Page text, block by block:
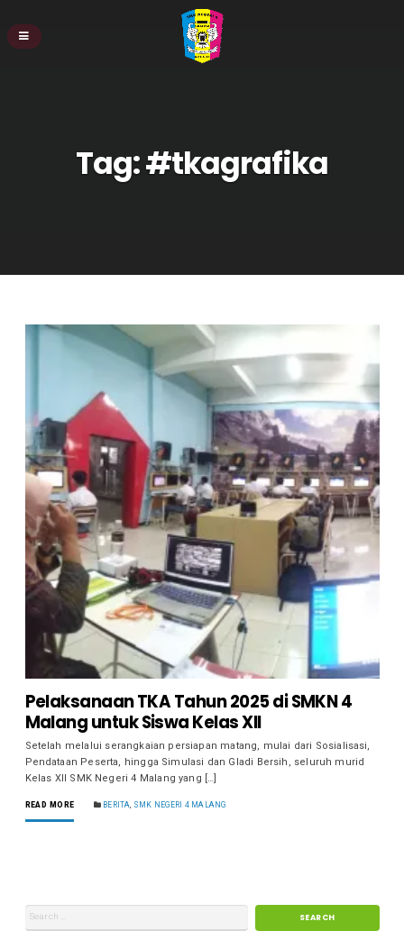
Tag:#tkagrafika
Pelaksanaan TKA Tahun 2025 di SMKN 4
Malang untuk Siswa Kelas XII
Setelah melalui serangkaian persiapan matang, mulai dari Sosialisasi,
Pendataan Peserta, hingga Simulasi dan Gladi Bersih, seluruh murid
Kelas XII SMK Negeri 4 Malang yang […]
READ MORE BERITA SMK NEGERI 4 MALANG